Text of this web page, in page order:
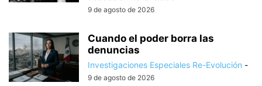
9 de agosto de 2026
Cuando el poder borra las
denuncias
Investigaciones Especiales Re-Evolución -
9 de agosto de 2026